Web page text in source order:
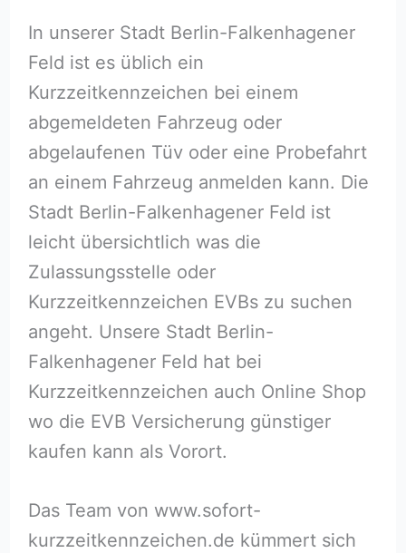
In unserer Stadt Berlin-Falkenhagener
Feld ist es üblich ein
Kurzzeitkennzeichen bei einem
abgemeldeten Fahrzeug oder
abgelaufenen Tüv oder eine Probefahrt
an einem Fahrzeug anmelden kann. Die
Stadt Berlin-Falkenhagener Feld ist
leicht übersichtlich was die
Zulassungsstelle oder
Kurzzeitkennzeichen EVBs zu suchen
angeht. Unsere Stadt Berlin-
Falkenhagener Feld hat bei
Kurzzeitkennzeichen auch Online Shop
wo die EVB Versicherung günstiger
kaufen kann als Vorort.
Das Team von www.sofort-
kurzzeitkennzeichen.de kümmert sich